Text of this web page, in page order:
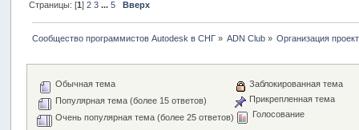
Страницы: [1] 2 3 ... 5 Вверх
Сообщество программистов Autodesk в СНГ» ADN Club » Организация
Обычная тема
Популярная тема (более 15 ответов)
Очень популярная тема (более 25 ответов)
Заблокированная тема
Прикрепленная тема
Голосование